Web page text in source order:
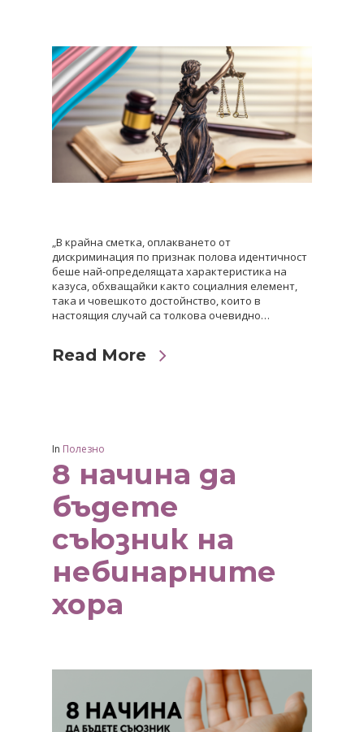
„В крайна сметка, оплакването от
дискриминация по признак полова идентичност
беше най-определящата характеристика на
казуса, обхващайки както социалния елемент,
така и човешкото достойнство, които в
настоящия случай са толкова очевидно…
Read More
In Полезно
8 начина да
бъдете
съюзник на
небинарните
хора